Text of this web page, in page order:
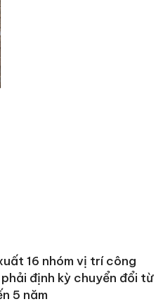
16 nhóm vị trí công
định kỳ chuyển đổi từ
5 năm